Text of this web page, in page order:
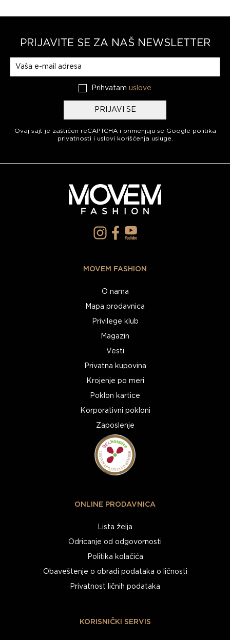
PRIJAVITE SE ZA NAŠ NEWSLETTER
Prihvatam uslove
PRIJAVI SE
Ovaj sajt je zaštićen reCAPTCHA i primenjuju se Google politika
privatnosti i uslovi korišćenja usluge
MOVEM FASHION
O nama
Mapa prodavnica
Privilege klub
Magazin
Vesti
Privatna kupovina
Krojenje po meri
Poklon kartice
Korporativni pokloni
Zaposlenje
ONLINE PRODAVNICA
Lista želja
Odricanje od odgovornosti
Politika kolačića
Obaveštenje o obradi podataka o ličnosti
Privatnost ličnih podataka
KORISNIČKI SERVIS